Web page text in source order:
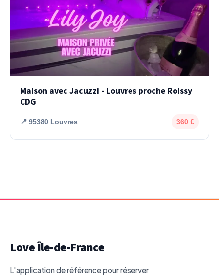
Maison avec Jacuzzi - Louvres proche Roissy
CDG
📍 95380 Louvres 360 €
Love Île-de-France
L'application de référence pour réserver